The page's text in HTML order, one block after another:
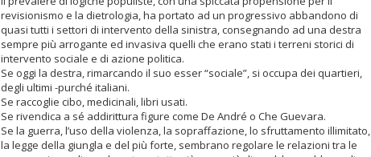
revisionismo e la dietrologia, ha portato ad un progressivo abbandono di
quasi tutti i settori di intervento della sinistra, consegnando ad una destra
sempre più arrogante ed invasiva quelli che erano stati i terreni storici di
intervento sociale e di azione politica.
Se oggi la destra, rimarcando il suo esser “sociale”, si occupa dei quartieri,
degli ultimi -purché italiani.
Se raccoglie cibo, medicinali, libri usati.
Se rivendica a sé addirittura figure come De André o Che Guevara.
Se la guerra, l’uso della violenza, la sopraffazione, lo sfruttamento illimitato,
la legge della giungla e del più forte, sembrano regolare le relazioni tra le